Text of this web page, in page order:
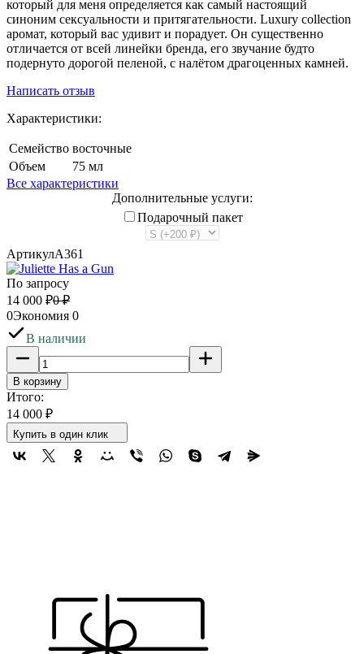
который для меня определяется как самый настоящий
синоним сексуальности и притягательности. Luxury collection
аромат, который вас удивит и порадует. Он существенно
отличается от всей линейки бренда, его звучание будто
подернуто дорогой пеленой, с налётом драгоценных камней.
Написать отзыв
Характеристики:
Семейство восточные
Объем
75 мл
Все характеристики
Дополнительные услуги:
Подарочный пакет
АртикулA361
По запросу
14 000 ₽0 ₽
0Экономия 0
В наличии
В корзину
Итого:
14 000 ₽
Купить в один клик